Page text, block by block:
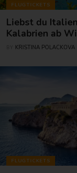
FLUGTICKETS
Liebst du
Kalabrien ab
KRISTINA POLACKOVA
FLUGTICKETS